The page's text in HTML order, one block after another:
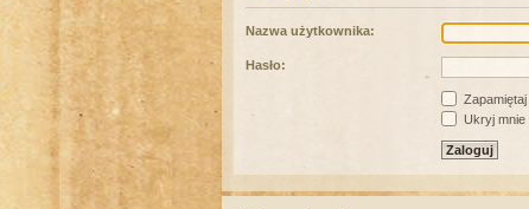
Nazwa użytkownika:
Hasło:
Zapamiętaj
Ukryj mnie